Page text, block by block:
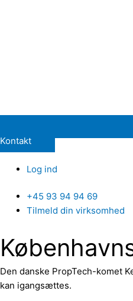
Kontakt
Log ind
+45 93 94 94 69
Tilmeld din virksomhed
Den danske PropTech-komet
kan igangsættes.